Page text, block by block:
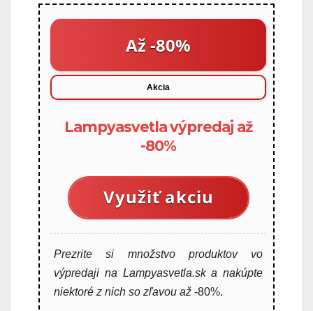
Až -80%
Akcia
Lampyasvetla výpredaj až
-80%
Využiť akciu
Prezrite si množstvo produktov vo
výpredaji na Lampyasvetla.sk a nakúpte
niektoré z nich so zľavou až -80%.